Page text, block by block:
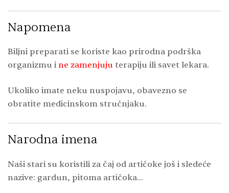
Napomena
Biljni preparati se koriste kao prirodna podrška
organizmu i ne zamenjuju terapiju ili savet lekara.
Ukoliko imate neku nuspojavu, obavezno se
obratite medicinskom stručnjaku.
Narodna imena
Naši stari su koristili za čaj od artičoke još i sledeće
nazive: gardun, pitoma artičoka…